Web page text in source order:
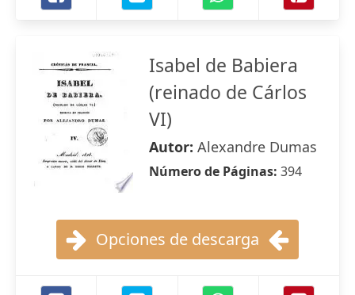
Isabel de Babiera
(reinado de Cárlos
VI)
Autor: Alexandre Dumas
Número de Páginas: 394
Opciones de descarga